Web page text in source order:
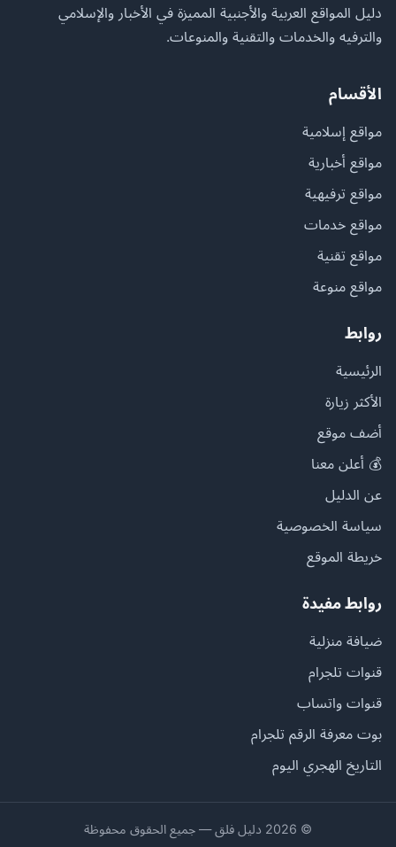
دليل المواقع العربية والأجنبية المميزة في الأخبار والإسلامي
والترفيه والخدمات والتقنية والمنوعات.
الأقسام
مواقع إسلامية
مواقع أخبارية
مواقع ترفيهية
مواقع خدمات
مواقع تقنية
مواقع منوعة
روابط
الرئيسية
الأكثر زيارة
أضف موقع
💰 أعلن معنا
عن الدليل
سياسة الخصوصية
خريطة الموقع
روابط مفيدة
ضيافة منزلية
قنوات تلجرام
قنوات واتساب
بوت معرفة الرقم تلجرام
التاريخ الهجري اليوم
© 2026 دليل فلق — جميع الحقوق محفوظة